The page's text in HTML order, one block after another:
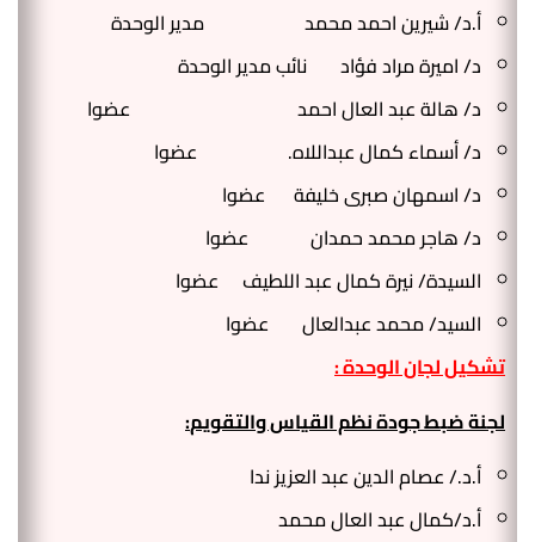
ادارة الازمات والكوارث
الخدمات الالكترونية
التخطيط الاستراتيجي
وحدة الصيانة
وحدة ابحاث حيوانات التجارب
كلية الطب جامعة الفيوم
كلية الطب جامعة كفر الشيخ
كلية الطب جامعة المنصورة
كلية الطب جامعة المنيا
كلية الطب جامعة المنوفية
كلية الطب بقنا جامعة جنوب الوادى
كلية الطب بالإسماعيلية جامعة قناة السويس
كلية الطب جامعة الزقازيق
كلية الطب جامعة بنها
أ.د/ شيرين احمد محمد مدير الوحدة
د/ اميرة مراد فؤاد نائب مدير الوحدة
د/ هالة عبد العال احمد عضوا
د/ أسماء كمال عبداللاه. عضوا
د/ اسمهان صبرى خليفة عضوا
د/ هاجر محمد حمدان عضوا
السيدة/ نيرة كمال عبد اللطيف عضوا
السيد/ محمد عبدالعال عضوا
تشكيل لجان الوحدة :
لجنة ضبط جودة نظم القياس والتقويم:
أ.د./ عصام الدين عبد العزيز ندا
أ.د/كمال عبد العال محمد